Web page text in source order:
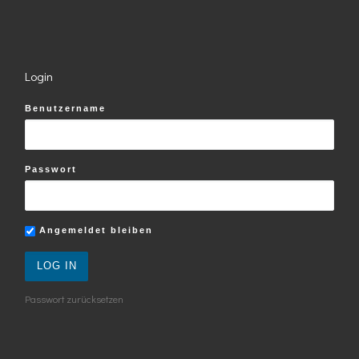
Login
Benutzername
Passwort
Angemeldet bleiben
Passwort zurücksetzen